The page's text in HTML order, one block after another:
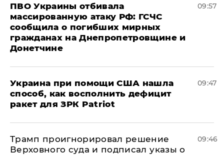
ПВО Украины отбивала
массированную атаку РФ: ГСЧС
сообщила о погибших мирных
гражданах на Днепропетровщине и
Донетчине
09:57
Украина при помощи США нашла
способ, как восполнить дефицит
ракет для ЗРК Patriot
09:47
Трамп проигнорировал решение
Верховного суда и подписал указы о
09:46